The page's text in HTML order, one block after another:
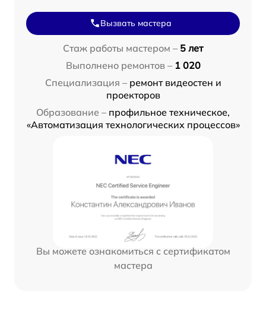
Вызвать мастера
Стаж работы мастером – 5 лет
Выполнено ремонтов – 1 020
Специализация – ремонт видеостен и
проекторов
Образование – профильное техническое,
«Автоматизация технологических процессов»
Вы можете ознакомиться с сертификатом
мастера